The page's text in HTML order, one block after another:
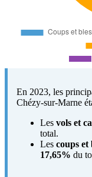
En 2023, les
Chézy-sur-Marne
Les vols et
total.
Les coups et
17,65% du